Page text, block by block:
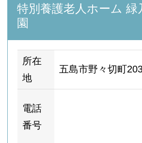
特別養護老人ホーム 緑
園
所在
地
五島市野々切町
電話
番号